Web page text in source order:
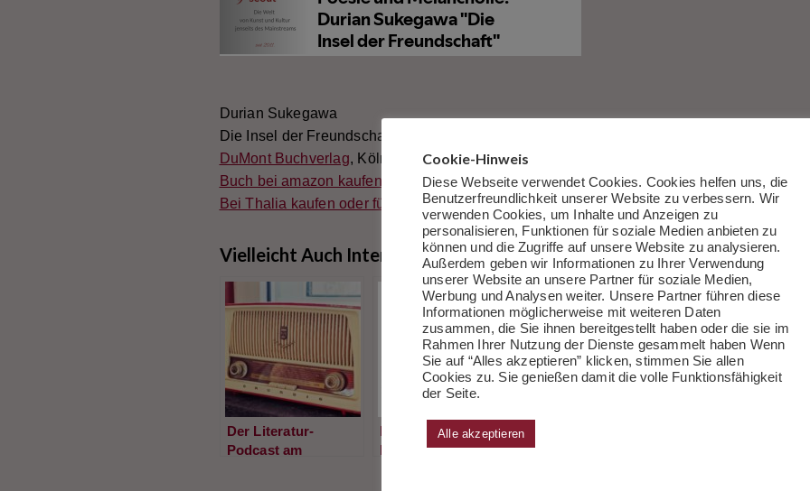
Durian Sukegawa
Die Insel der Freundschaft
DuMont Buchverlag, Köln 2017
Buch bei amazon kaufen oder nur hineinlesen
Bei Thalia kaufen oder für den Tolino
Vielleicht Auch Interessant
Der Literatur-
Podcast am
Der Literatur-
Podcast am
verlost
Cookie-Hinweis
Diese Webseite verwendet Cookies. Cookies helfen uns, die
Benutzerfreundlichkeit unserer Website zu verbessern. Wir
verwenden Cookies, um Inhalte und Anzeigen zu
personalisieren, Funktionen für soziale Medien anbieten zu
können und die Zugriffe auf unsere Website zu analysieren.
Außerdem geben wir Informationen zu Ihrer Verwendung
unserer Website an unsere Partner für soziale Medien,
Werbung und Analysen weiter. Unsere Partner führen diese
Informationen möglicherweise mit weiteren Daten
zusammen, die Sie ihnen bereitgestellt haben oder die sie im
Rahmen Ihrer Nutzung der Dienste gesammelt haben Wenn
Sie auf “Alles akzeptieren” klicken, stimmen Sie allen
Cookies zu. Sie genießen damit die volle Funktionsfähigkeit
der Seite.
Alle akzeptieren